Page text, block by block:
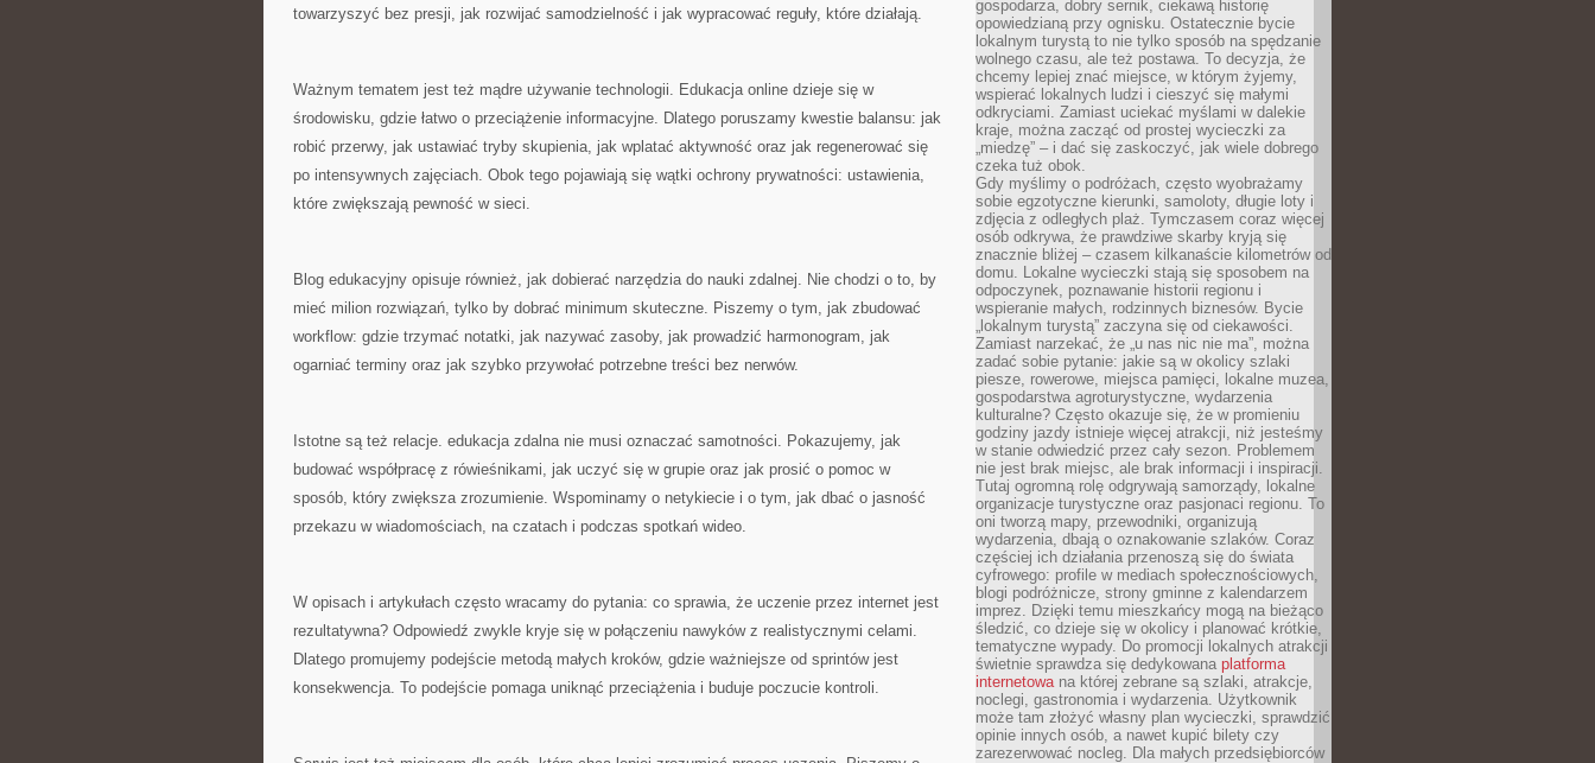
towarzyszyć bez presji, jak rozwijać samodzielność i jak wypracować reguły, które działają.
Ważnym tematem jest też mądre używanie technologii. Edukacja online dzieje się w
środowisku, gdzie łatwo o przeciążenie informacyjne. Dlatego poruszamy kwestie balansu: jak
robić przerwy, jak ustawiać tryby skupienia, jak wplatać aktywność oraz jak regenerować się
po intensywnych zajęciach. Obok tego pojawiają się wątki ochrony prywatności: ustawienia,
które zwiększają pewność w sieci.
Blog edukacyjny opisuje również, jak dobierać narzędzia do nauki zdalnej. Nie chodzi o to, by
mieć milion rozwiązań, tylko by dobrać minimum skuteczne. Piszemy o tym, jak zbudować
workflow: gdzie trzymać notatki, jak nazywać zasoby, jak prowadzić harmonogram, jak
ogarniać terminy oraz jak szybko przywołać potrzebne treści bez nerwów.
Istotne są też relacje. edukacja zdalna nie musi oznaczać samotności. Pokazujemy, jak
budować współpracę z rówieśnikami, jak uczyć się w grupie oraz jak prosić o pomoc w
sposób, który zwiększa zrozumienie. Wspominamy o netykiecie i o tym, jak dbać o jasność
przekazu w wiadomościach, na czatach i podczas spotkań wideo.
W opisach i artykułach często wracamy do pytania: co sprawia, że uczenie przez internet jest
rezultatywna? Odpowiedź zwykle kryje się w połączeniu nawyków z realistycznymi celami.
Dlatego promujemy podejście metodą małych kroków, gdzie ważniejsze od sprintów jest
konsekwencja. To podejście pomaga uniknąć przeciążenia i buduje poczucie kontroli.
gospodarza, dobry sernik, ciekawą historię
opowiedzianą przy ognisku. Ostatecznie bycie
lokalnym turystą to nie tylko sposób na spędzanie
wolnego czasu, ale też postawa. To decyzja, że
chcemy lepiej znać miejsce, w którym żyjemy,
wspierać lokalnych ludzi i cieszyć się małymi
odkryciami. Zamiast uciekać myślami w dalekie
kraje, można zacząć od prostej wycieczki za
„miedzę” – i dać się zaskoczyć, jak wiele dobrego
czeka tuż obok.
Gdy myślimy o podróżach, często wyobrażamy
sobie egzotyczne kierunki, samoloty, długie loty i
zdjęcia z odległych plaż. Tymczasem coraz więcej
osób odkrywa, że prawdziwe skarby kryją się
znacznie bliżej – czasem kilkanaście kilometrów od
domu. Lokalne wycieczki stają się sposobem na
odpoczynek, poznawanie historii regionu i
wspieranie małych, rodzinnych biznesów. Bycie
„lokalnym turystą” zaczyna się od ciekawości.
Zamiast narzekać, że „u nas nic nie ma”, można
zadać sobie pytanie: jakie są w okolicy szlaki
piesze, rowerowe, miejsca pamięci, lokalne muzea,
gospodarstwa agroturystyczne, wydarzenia
kulturalne? Często okazuje się, że w promieniu
godziny jazdy istnieje więcej atrakcji, niż jesteśmy
w stanie odwiedzić przez cały sezon. Problemem
nie jest brak miejsc, ale brak informacji i inspiracji.
Tutaj ogromną rolę odgrywają samorządy, lokalne
organizacje turystyczne oraz pasjonaci regionu. To
oni tworzą mapy, przewodniki, organizują
wydarzenia, dbają o oznakowanie szlaków. Coraz
częściej ich działania przenoszą się do świata
cyfrowego: profile w mediach społecznościowych,
blogi podróżnicze, strony gminne z kalendarzem
imprez. Dzięki temu mieszkańcy mogą na bieżąco
śledzić, co dzieje się w okolicy i planować krótkie,
tematyczne wypady. Do promocji lokalnych atrakcji
świetnie sprawdza się dedykowana platforma
internetowana której zebrane są szlaki, atrakcje,
noclegi, gastronomia i wydarzenia. Użytkownik
może tam złożyć własny plan wycieczki, sprawdzić
opinie innych osób, a nawet kupić bilety czy
zarezerwować nocleg. Dla małych przedsiębiorców